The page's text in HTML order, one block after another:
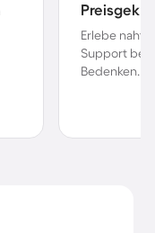
Erlebe
Support bei
Bedenken.